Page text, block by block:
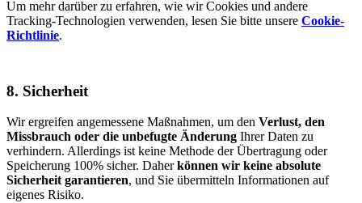
Um mehr darüber zu erfahren, wie wir Cookies und andere
Tracking-Technologien verwenden, lesen Sie bitte unsere Cookie-
Richtlinie.
8. Sicherheit
Wir ergreifen angemessene Maßnahmen, um den Verlust, den
Missbrauch oder die unbefugte Änderung Ihrer Daten zu
verhindern. Allerdings ist keine Methode der Übertragung oder
Speicherung 100% sicher. Daherkönnen wir keine absolute
Sicherheit garantieren, und Sie übermitteln Informationen auf
eigenes Risiko.